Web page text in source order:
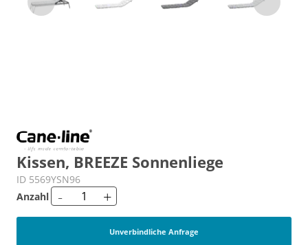
Kissen, BREEZE Sonnenliege
ID 5569YSN96
Anzahl
- +
Unverbindliche Anfrage